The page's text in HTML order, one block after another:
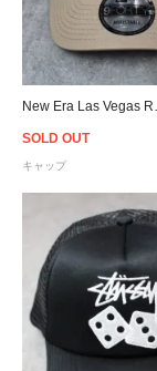
SOLD OUT
キャップ